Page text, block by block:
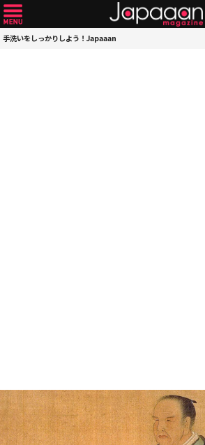
手洗いをしっかりしよう！Japaaan